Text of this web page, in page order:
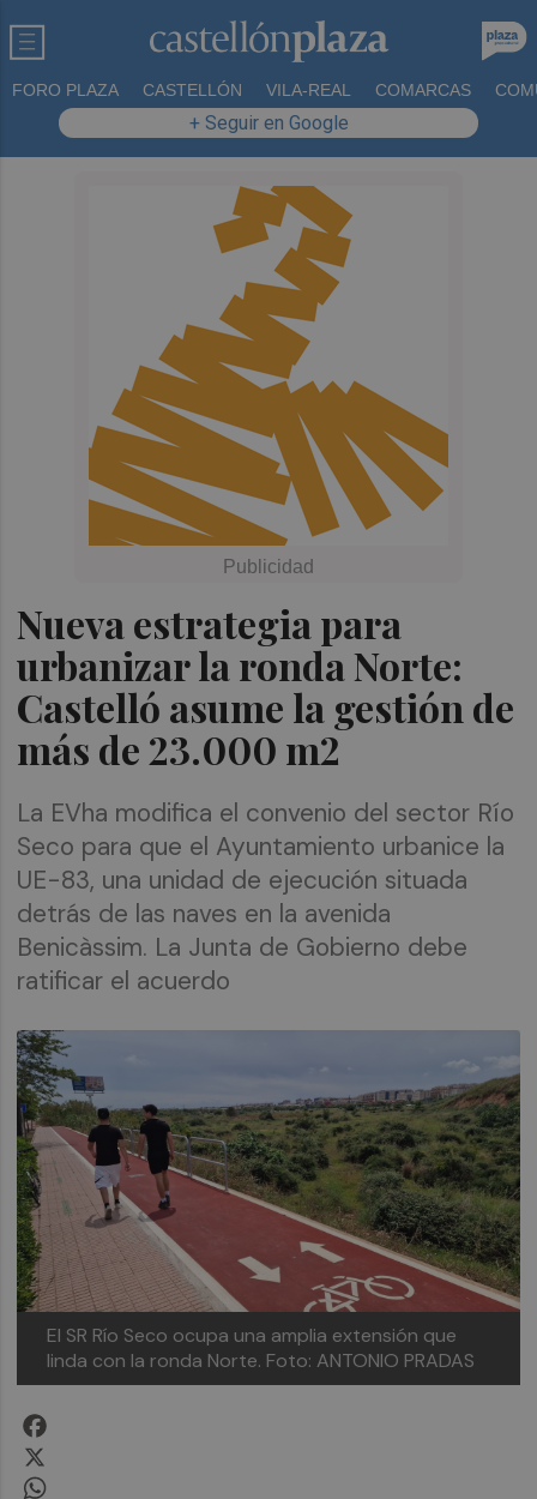
FORO PLAZA CASTELLÓN VILA-REAL COMARCAS
+ Seguir en Google
Nueva estrategia para
urbanizar la ronda Norte:
Castelló asume la gestión de
más de 23.000 m2
La EVha modifica el convenio del sector Río
Seco para que el Ayuntamiento urbanice la
UE-83, una unidad de ejecución situada
detrás de las naves en la avenida
Benicàssim. La Junta de Gobierno debe
ratificar el acuerdo
El SR Río Seco ocupa una amplia extensión que
linda con la ronda Norte. Foto: ANTONIO PRADAS